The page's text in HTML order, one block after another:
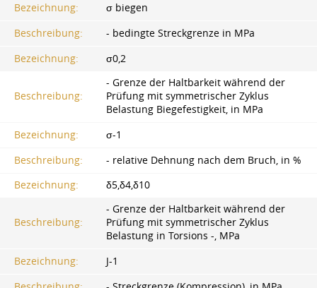
Bezeichnung:
σ biegen
Beschreibung:
- bedingte Streckgrenze in MPa
Bezeichnung:
σ0,2
Beschreibung:
- Grenze der Haltbarkeit während der
Prüfung mit symmetrischer Zyklus
Belastung Biegefestigkeit, in MPa
Bezeichnung:
σ-1
Beschreibung:
- relative Dehnung nach dem Bruch, in %
Bezeichnung:
δ5,δ4,δ10
Beschreibung:
- Grenze der Haltbarkeit während der
Prüfung mit symmetrischer Zyklus
Belastung in Torsions -, MPa
Bezeichnung:
J-1